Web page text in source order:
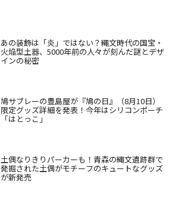
あの装飾は「炎」ではない？縄文時代の国宝・
火焔型土器、5000年前の人々が刻んだ謎とデザ
インの秘密
鳩サブレーの豊島屋が『鳩の日』（8月10日）
限定グッズ詳細を発表！今年はシリコンポーチ
「はとっこ」
土偶なりきりパーカーも！青森の縄文遺跡群で
発掘された土偶がモチーフのキュートなグッズ
が新発売